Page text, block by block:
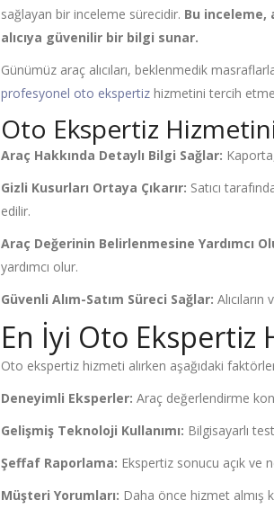
sağlayan bir inceleme sürecidir. Bu inceleme,
alıcıya güvenilir bir bilgi sunar.
Günümüz araç alıcıları, beklenmedik
profesyonel oto ekspertiz hizmetini tercih
Oto Ekspertiz
Araç Hakkında Detaylı Bilgi Sağlar:
Gizli Kusurları Ortaya Çıkarır: Satıcı
edilir.
Araç Değerinin Belirlenmesine Yardımcı
yardımcı olur.
Güvenli Alım-Satım Süreci Sağlar:
En İyi Oto Ekspertiz
Oto ekspertiz hizmeti alırken aşağıdaki
Deneyimli Eksperler: Araç değerlendirme
Gelişmiş Teknoloji Kullanımı: Bilgisayarlı
Şeffaf Raporlama: Ekspertiz sonucu açık ve
Müşteri Yorumları: Daha önce hizmet almış